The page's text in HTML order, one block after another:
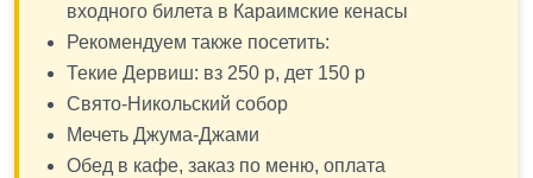
входного билета в Караимские кенасы
Рекомендуем также посетить:
Текие Дервиш: вз 250 р, дет 150 р
Свято-Никольский собор
Мечеть Джума-Джами
Обед в кафе, заказ по меню, оплата